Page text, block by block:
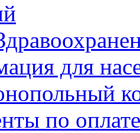
для
по